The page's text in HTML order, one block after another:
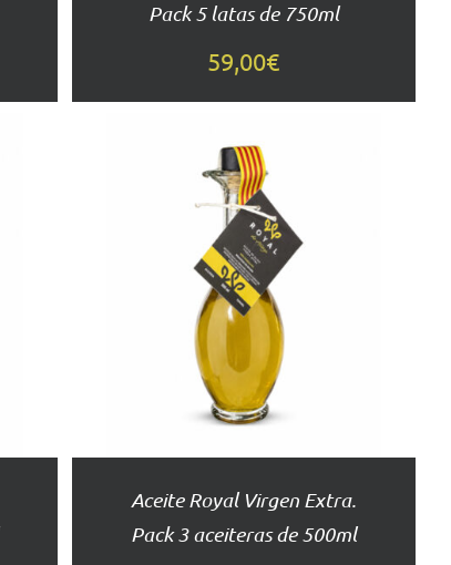
Pack 5 latas de 750ml
59,00€
AÑADIR AL
CARRITO
DETALLES
Aceite Royal Virgen Extra.
Pack 3 aceiteras de 500ml